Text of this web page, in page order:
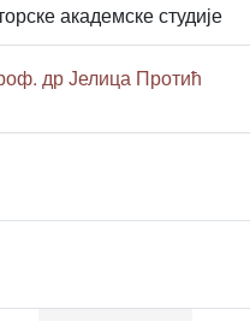
академске студије
др Јелица Протић